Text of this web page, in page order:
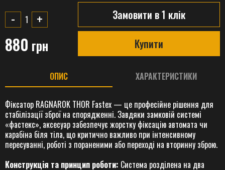
- +
880 грн
Замовити в 1 клік
Купити
ОПИС ХАРАКТЕРИСТИКИ
Фіксатор RAGNAROK THOR Fastex — це професійне рішення для
стабілізації зброї на спорядженні. Завдяки замковій системі
«фастекс», аксесуар забезпечує жорстку фіксацію автомата чи
карабіна біля тіла, що критично важливо при інтенсивному
пересуванні, роботі з пораненими або переході на вторинну зброю.
Конструкція та принцип роботи: Система розділена на два